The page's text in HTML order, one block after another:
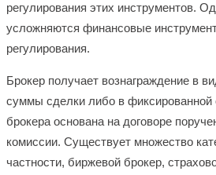
регулирования этих инструментов.
усложняются финансовые
регулирования.
Брокер получает вознаграждение в
суммы сделки либо в фиксированной
брокера основана на договоре
комиссии. Существует множество
частности, биржевой брокер,